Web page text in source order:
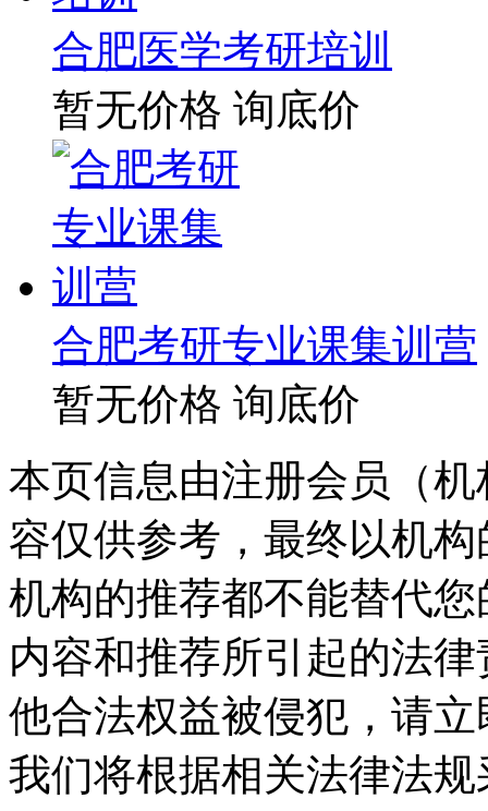
合肥医学考研培训
暂无价格 询底价
合肥考研专业课集训营
暂无价格 询底价
本页信息由注册会员（
容仅供参考，最终以机
机构的推荐都不能替代
内容和推荐所引起的法
他合法权益被侵犯，请
我们将根据相关法律法